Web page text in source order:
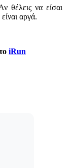
θέλεις να είσαι
αργά.
iRun